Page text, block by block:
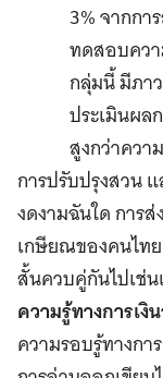
3% จากกา
ทดสอบควา
กลุ่มนี้ มีภา
ประเมินผล
สูงกว่าควา
การปรับปรุงสวน
งดงามฉันใด การ
เกษียณของคนไทย
สั้นควบคู่กันไปเช่น
ความรู้ทางการเ
ความรอบรู้ทางก